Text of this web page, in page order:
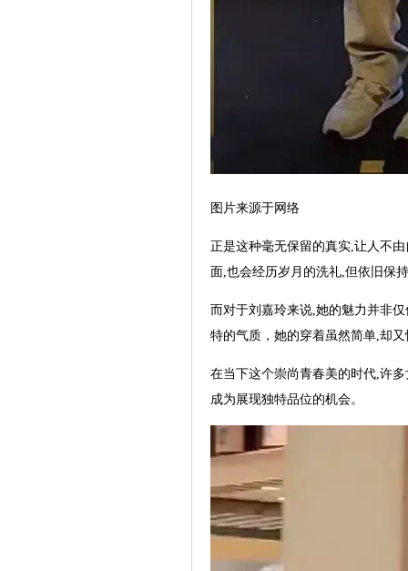
图片来源于网络
正是这种毫无保留的真实,让人不
面,也会经历岁月的洗礼,但依旧保
而对于刘嘉玲来说,她的魅力并非
特的气质，她的穿着虽然简单,却
在当下这个崇尚青春美的时代,许
成为展现独特品位的机会。